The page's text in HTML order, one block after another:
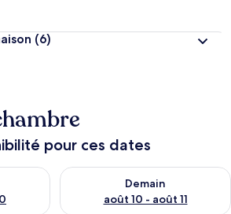
(6)
pour ces dates
ce soir août 9 - août 10
Demain
août 10 - août 11
Vérifier la disponibilité pour